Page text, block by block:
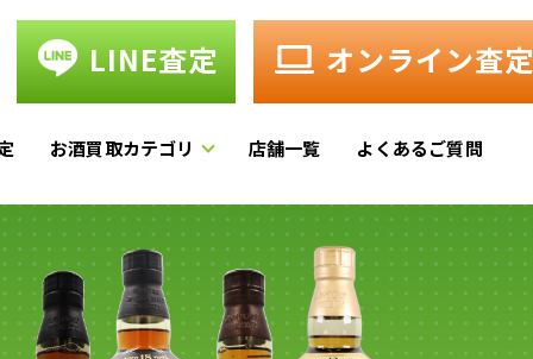
LINE査定 オンライン査定
お酒買取カテゴリ 店舗一覧 よくあるご質問